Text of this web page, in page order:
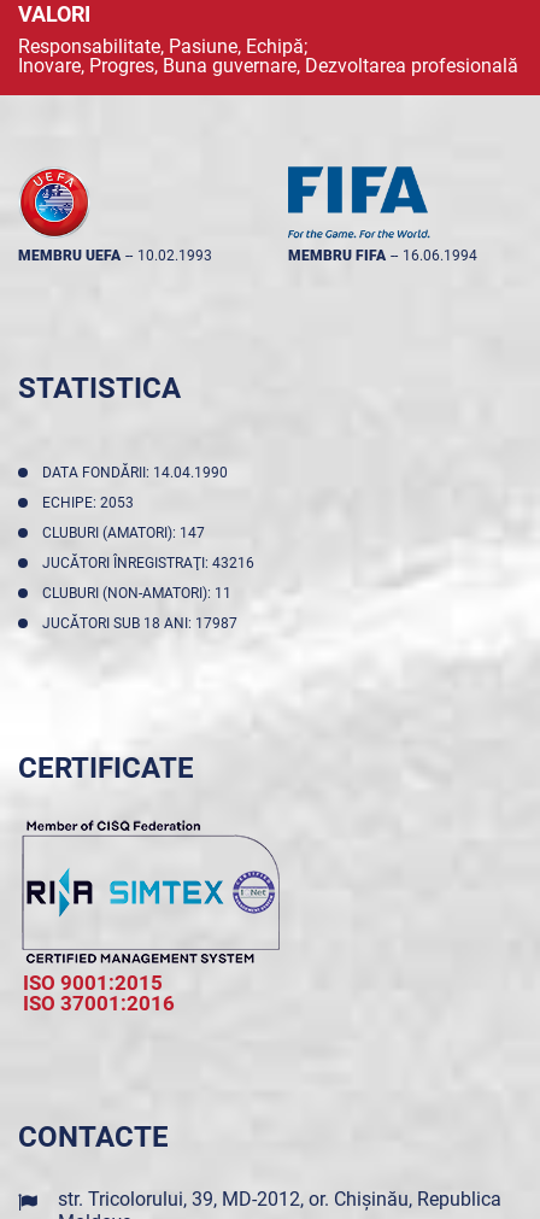
VALORI
Responsabilitate, Pasiune, Echipă;
Inovare, Progres, Buna guvernare, Dezvoltarea profesională
MEMBRU UEFA -- 10.02.1993 MEMBRU FIFA -- 16.06.1994
STATISTICA
DATA FONDĂRII: 14.04.1990
ECHIPE: 2053
CLUBURI (AMATORI): 147
JUCĂTORI ÎNREGISTRAŢI: 43216
CLUBURI (NON-AMATORI): 11
JUCĂTORI SUB 18 ANI: 17987
CERTIFICATE
ISO 9001:2015
ISO 37001:2016
CONTACTE
str. Tricolorului, 39, MD-2012, or. Chișinău, Republica